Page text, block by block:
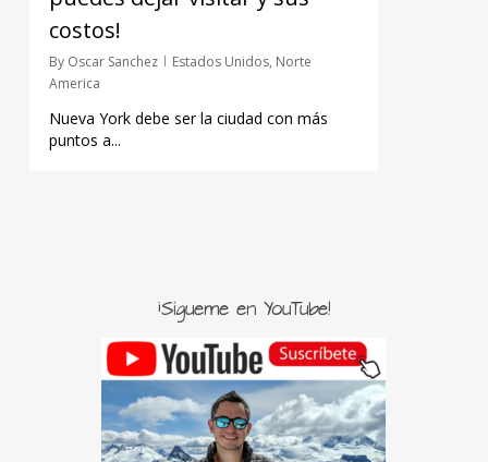
costos!
By Oscar Sanchez Estados Unidos, Norte
America
Nueva York debe ser la ciudad con más
puntos a...
¡Sígueme en YouTube!